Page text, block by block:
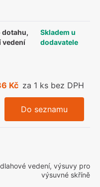
dotahu,
vedení
Skladem u
dodavatele
Kč za 1 ks bez DPH
Do seznamu
vedení, výsuvy pro
výsuvné skříně